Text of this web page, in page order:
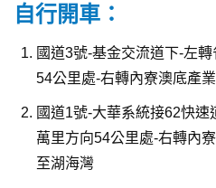
自行開車：
國道3號-基金交流道下-左
54公里處-右轉內寮澳底產
國道1號-大華系統接62快
萬里方向54公里處-右轉內
至湖海灣